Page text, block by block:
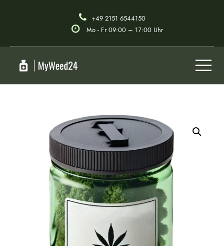
+49 2151 6544150
Mo - Fr 09:00 – 17:00 Uhr